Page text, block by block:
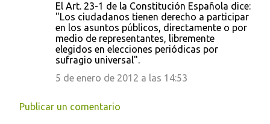
El Art. 23-1 de la Constitución Española dice:
"Los ciudadanos tienen derecho a participar
en los asuntos públicos, directamente o por
medio de representantes, libremente
elegidos en elecciones periódicas por
sufragio universal".
5 de enero de 2012 a las 14:53
Publicar un comentario